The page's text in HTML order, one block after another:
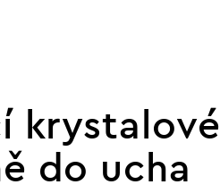
krystalové
do ucha